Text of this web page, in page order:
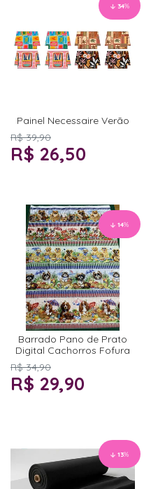
34%
Painel Necessaire Verão
R$ 39,90
R$ 26,50
14%
Barrado Pano de Prato
Digital Cachorros Fofura
R$ 34,90
R$ 29,90
13%